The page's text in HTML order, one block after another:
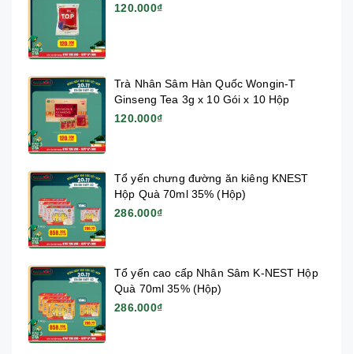
120.000₫
Trà Nhân Sâm Hàn Quốc Wongin-T
Ginseng Tea 3g x 10 Gói x 10 Hộp
120.000₫
Tổ yến chưng đường ăn kiêng KNEST
Hộp Quà 70ml 35% (Hộp)
286.000₫
Tổ yến cao cấp Nhân Sâm K-NEST Hộp
Quà 70ml 35% (Hộp)
286.000₫